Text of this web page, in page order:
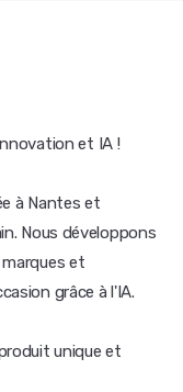
et IA !
à Nantes et
Nous développons
et
grâce à l'IA.
unique et